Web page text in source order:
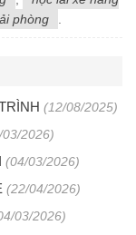
phòng .
(12/08/2025)
2026)
(04/03/2026)
(22/04/2026)
03/2026)